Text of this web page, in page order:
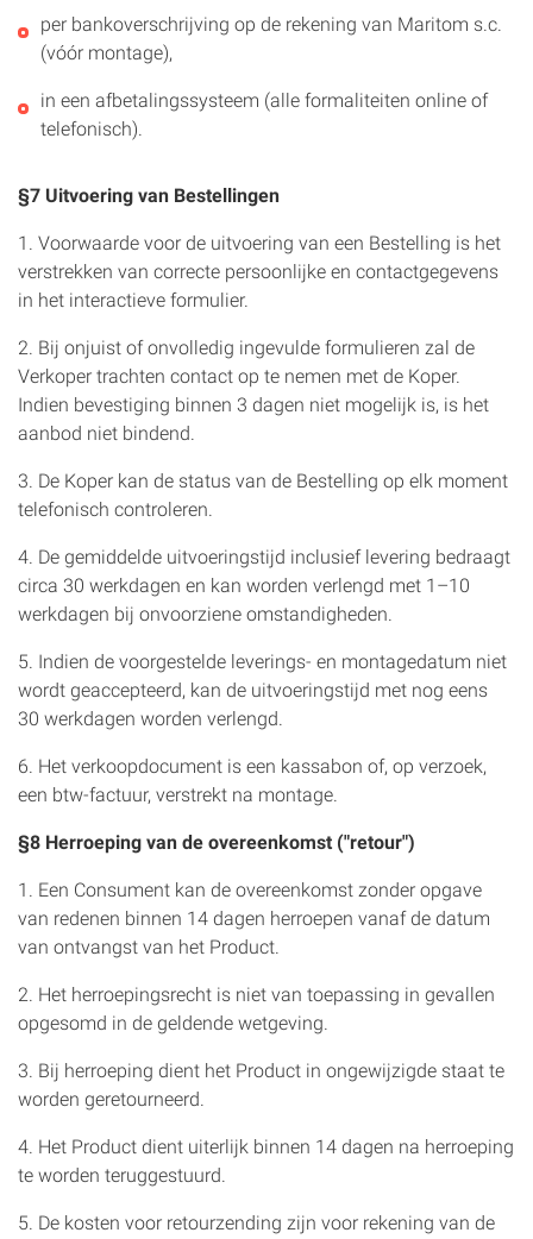
per bankoverschrijving op de rekening van Maritom s.c.
(vóór montage),
in een afbetalingssysteem (alle formaliteiten online of
telefonisch).
§7 Uitvoering van Bestellingen
1. Voorwaarde voor de uitvoering van een Bestelling is het
verstrekken van correcte persoonlijke en contactgegevens
in het interactieve formulier.
2. Bij onjuist of onvolledig ingevulde formulieren zal de
Verkoper trachten contact op te nemen met de Koper.
Indien bevestiging binnen 3 dagen niet mogelijk is, is het
aanbod niet bindend.
3. De Koper kan de status van de Bestelling op elk moment
telefonisch controleren.
4. De gemiddelde uitvoeringstijd inclusief levering bedraagt
circa 30 werkdagen en kan worden verlengd met 1–10
werkdagen bij onvoorziene omstandigheden.
5. Indien de voorgestelde leverings- en montagedatum niet
wordt geaccepteerd, kan de uitvoeringstijd met nog eens
30 werkdagen worden verlengd.
6. Het verkoopdocument is een kassabon of, op verzoek,
een btw-factuur, verstrekt na montage.
§8 Herroeping van de overeenkomst ("retour")
1. Een Consument kan de overeenkomst zonder opgave
van redenen binnen 14 dagen herroepen vanaf de datum
van ontvangst van het Product.
2. Het herroepingsrecht is niet van toepassing in gevallen
opgesomd in de geldende wetgeving.
3. Bij herroeping dient het Product in ongewijzigde staat te
worden geretourneerd.
4. Het Product dient uiterlijk binnen 14 dagen na herroeping
te worden teruggestuurd.
5. De kosten voor retourzending zijn voor rekening van de